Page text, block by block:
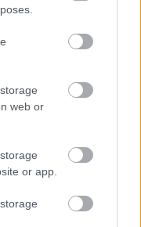
web or
or app.
Operaházat
történt egy
kiadó – amely